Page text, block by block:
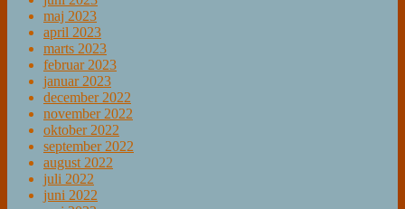
maj 2023
april 2023
marts 2023
februar 2023
januar 2023
december 2022
november 2022
oktober 2022
september 2022
august 2022
juli 2022
juni 2022